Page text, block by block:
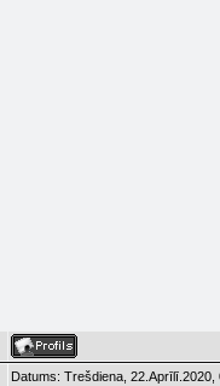
Datums: Trešdiena,